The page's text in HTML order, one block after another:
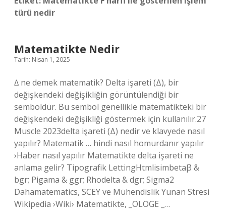
türü nedir
Matematikte Nedir
Tarih: Nisan 1, 2025
∆ ne demek matematik? Delta işareti (Δ), bir
değişkendeki değişikliğin görüntülendiği bir
semboldür. Bu sembol genellikle matematikteki bir
değişkendeki değişikliği göstermek için kullanılır.27
Muscle 2023delta işareti (Δ) nedir ve klavyede nasıl
yapılır? Matematik … hindi nasıl homurdanır yapılır
›Haber nasıl yapılır Matematikte delta işareti ne
anlama gelir? Tipografik LettingHtmlisimbetaβ &
bgr; Pigama & ggr; Rhodelta & dgr; Sigma2
Dahamatematics, SCEY ve Mühendislik Yunan Stresi
Wikipedia ›Wiki› Matematikte, _OLOGE _…